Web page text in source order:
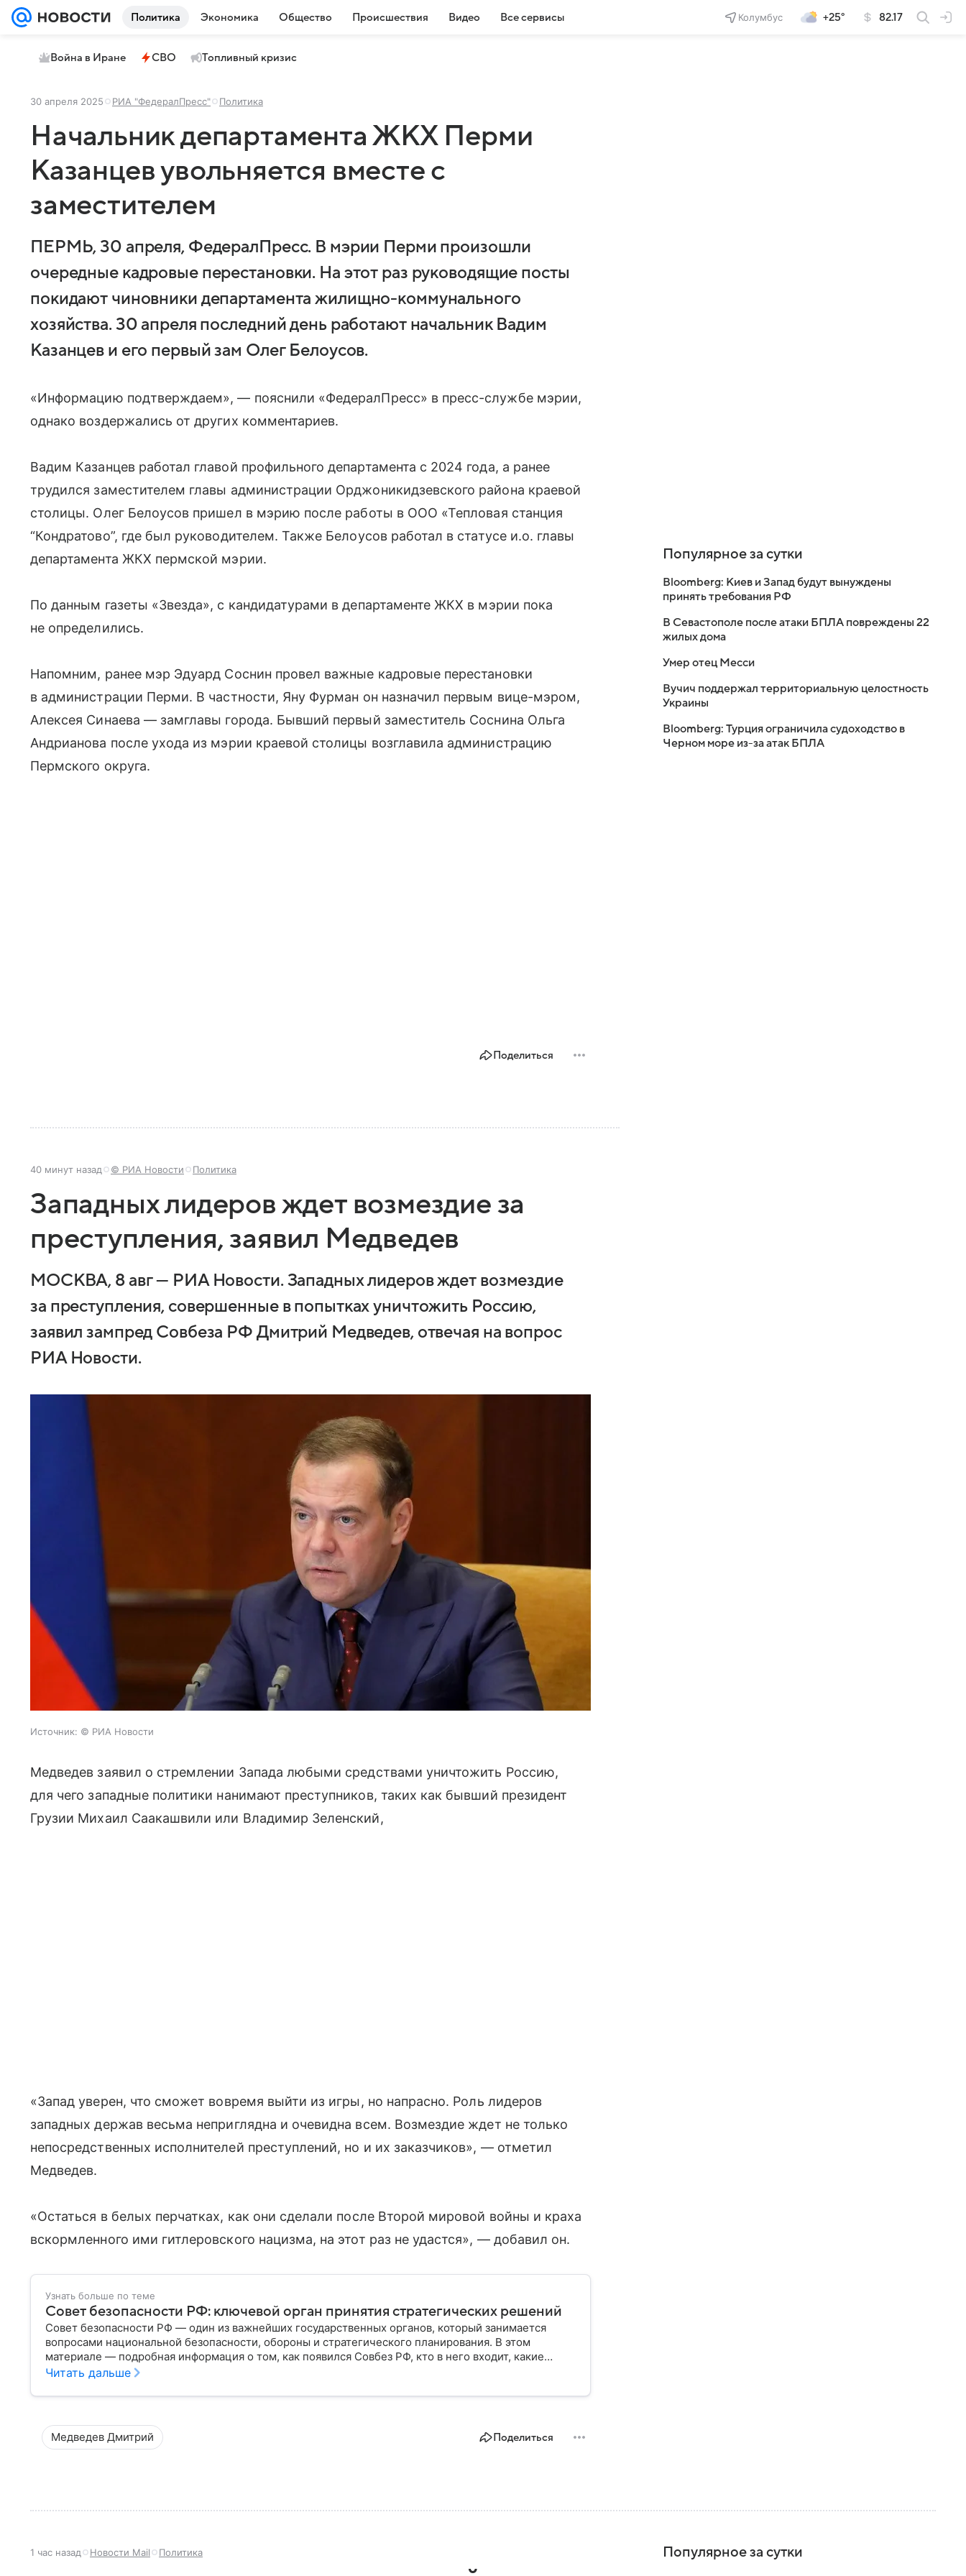
Политика Экономика Общество Происшествия Видео Все сервисы Колумбус +25° 82.17
Война в Иране СВО Топливный кризис
30 апреля 2025 РИА "ФедералПресс" Политика
Начальник департамента ЖКХ Перми
Казанцев увольняется вместе с
заместителем
ПЕРМЬ, 30 апреля, ФедералПресс. В мэрии Перми произошли
очередные кадровые перестановки. На этот раз руководящие посты
покидают чиновники департамента жилищно-коммунального
хозяйства. 30 апреля последний день работают начальник Вадим
Казанцев и его первый зам Олег Белоусов.
«Информацию подтверждаем», — пояснили «ФедералПресс» в пресс-службе мэрии,
однако воздержались от других комментариев.
Вадим Казанцев работал главой профильного департамента с 2024 года, а ранее
трудился заместителем главы администрации Орджоникидзевского района краевой
столицы. Олег Белоусов пришел в мэрию после работы в ООО «Тепловая станция
“Кондратово”, где был руководителем. Также Белоусов работал в статусе и.о. главы
департамента ЖКХ пермской мэрии.
По данным газеты «Звезда», с кандидатурами в департаменте ЖКХ в мэрии пока
не определились.
Напомним, ранее мэр Эдуард Соснин провел важные кадровые перестановки
в администрации Перми. В частности, Яну Фурман он назначил первым вице-мэром,
Алексея Синаева — замглавы города. Бывший первый заместитель Соснина Ольга
Андрианова после ухода из мэрии краевой столицы возглавила администрацию
Пермского округа.
Поделиться
40 минут назад © РИА Новости Политика
Западных лидеров ждет возмездие за
преступления, заявил Медведев
МОСКВА, 8 авг — РИА Новости. Западных лидеров ждет возмездие
за преступления, совершенные в попытках уничтожить Россию,
заявил зампред Совбеза РФ Дмитрий Медведев, отвечая на вопрос
РИА Новости.
Источник: © РИА Новости
Медведев заявил о стремлении Запада любыми средствами уничтожить Россию,
для чего западные политики нанимают преступников, таких как бывший президент
Грузии Михаил Саакашвили или Владимир Зеленский,
«Запад уверен, что сможет вовремя выйти из игры, но напрасно. Роль лидеров
западных держав весьма неприглядна и очевидна всем. Возмездие ждет не только
непосредственных исполнителей преступлений, но и их заказчиков», — отметил
Медведев.
«Остаться в белых перчатках, как они сделали после Второй мировой войны и краха
вскормленного ими гитлеровского нацизма, на этот раз не удастся», — добавил он.
Узнать больше по теме
Совет безопасности РФ: ключевой орган принятия стратегических решений
Совет безопасности РФ — один из важнейших государственных органов, который занимается
вопросами национальной безопасности, обороны и стратегического планирования. В этом
материале — подробная информация о том, как появился Совбез РФ, кто в него входит, какие
задачи он выполняет и какое значение имеет для государства.
Читать дальше
Медведев Дмитрий Поделиться
Популярное за сутки
Bloomberg: Киев и Запад будут вынуждены
принять требования РФ
В Севастополе после атаки БПЛА повреждены 22
жилых дома
Умер отец Месси
Вучич поддержал территориальную целостность
Украины
Bloomberg: Турция ограничила судоходство в
Черном море из-за атак БПЛА
1 час назад Новости Mail Политика Популярное за сутки